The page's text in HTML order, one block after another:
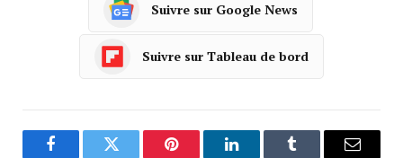
Suivre sur Google News
Suivre sur Tableau de bord